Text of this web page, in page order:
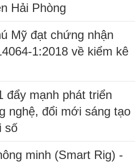
Hải Phòng
Mỹ đạt chứng nhận
1:2018 về kiểm kê
đẩy mạnh phát triển
nghệ, đổi mới sáng tạo
số
minh (Smart Rig) -